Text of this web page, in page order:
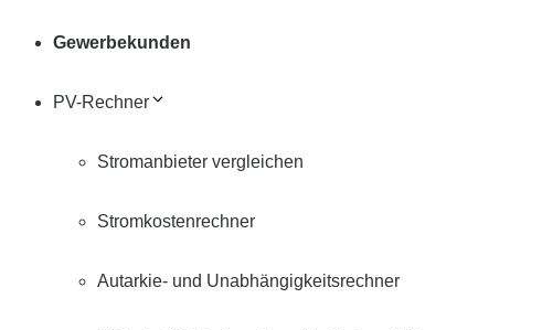
Gewerbekunden
PV-Rechner
Stromanbieter vergleichen
Stromkostenrechner
Autarkie- und Unabhängigkeitsrechner